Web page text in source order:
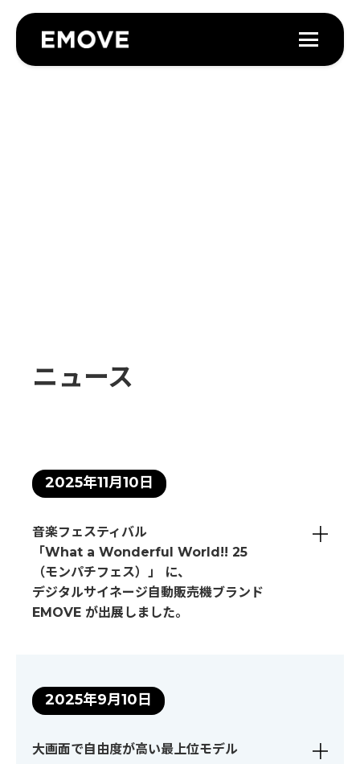
ニュース
2025年11月10日
音楽フェスティバル
「What a Wonderful World!! 25
（モンパチフェス）」 に、
デジタルサイネージ自動販売機ブランド
EMOVE が出展しました。
2025年9月10日
大画面で自由度が高い最上位モデル